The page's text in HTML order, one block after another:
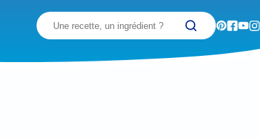
Recherchez